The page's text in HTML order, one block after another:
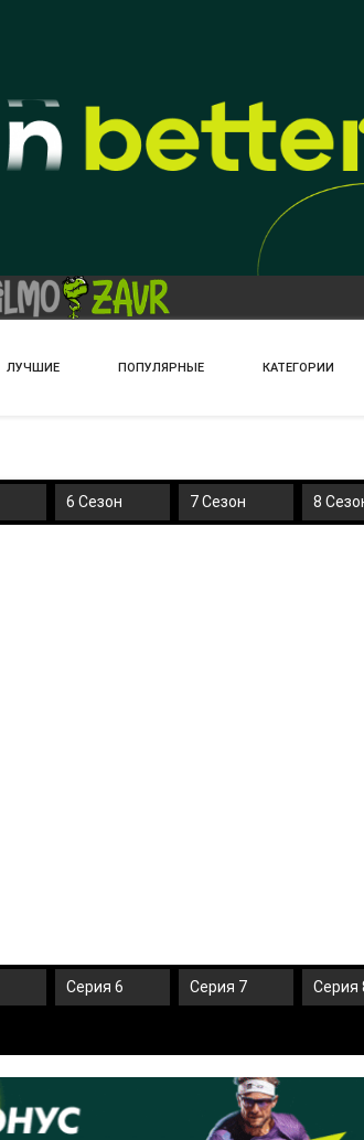
ЛУЧШИЕ ПОПУЛЯРНЫЕ КАТЕГОРИИ
6 Сезон 7 Сезон 8
Серия 6 Серия 7 Серия